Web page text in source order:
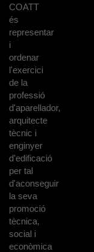
COATT
és
representar
i
ordenar
l'exercici
de la
professió
d'aparellador,
arquitecte
tècnic i
enginyer
d'edificació
per tal
d'aconseguir
la seva
promoció
tècnica,
social i
econòmica